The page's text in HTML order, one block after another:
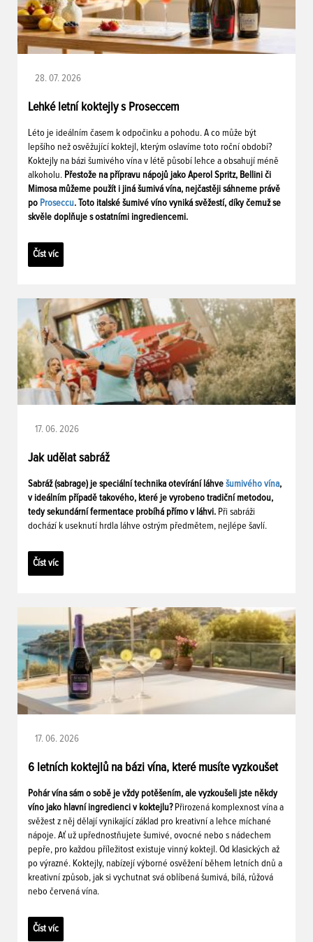
28. 07. 2026
Lehké letní koktejly s Proseccem
Léto je ideálním časem k odpočinku a pohodu. A co může být
lepšího než osvěžující koktejl, kterým oslavíme toto roční období?
Koktejly na bázi šumivého vína v létě působí lehce a obsahují méně
alkoholu. Přestože na přípravu nápojů jako Aperol Spritz, Bellini či
Mimosa můžeme použít i jiná šumivá vína, nejčastěji sáhneme právě
po Proseccu. Toto italské šumivé víno vyniká svěžestí, díky čemuž se
skvěle doplňuje s ostatními ingrediencemi.
Číst víc
17. 06. 2026
Jak udělat sabráž
Sabráž (sabrage) je speciální technika otevírání láhve šumivého vína,
v ideálním případě takového, které je vyrobeno tradiční metodou,
tedy sekundární fermentace probíhá přímo v láhvi. Při sabráži
dochází k useknutí hrdla láhve ostrým předmětem, nejlépe šavlí.
Číst víc
17. 06. 2026
6 letních koktejlů na bázi vína, které musíte vyzkoušet
Pohár vína sám o sobě je vždy potěšením, ale vyzkoušeli jste někdy
víno jako hlavní ingredienci v koktejlu? Přirozená komplexnost vína a
svěžest z něj dělají vynikající základ pro kreativní a lehce míchané
nápoje. Ať už upřednostňujete šumivé, ovocné nebo s nádechem
pepře, pro každou příležitost existuje vinný koktejl. Od klasických až
po výrazné. Koktejly, nabízejí výborné osvěžení během letních dnů a
kreativní způsob, jak si vychutnat svá oblíbená šumivá, bílá, růžová
nebo červená vína.
Číst víc